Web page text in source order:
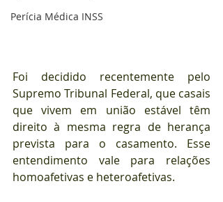
Perícia Médica INSS
Foi decidido recentemente pelo
Supremo Tribunal Federal, que casais
que vivem em união estável têm
direito à mesma regra de herança
prevista para o casamento. Esse
entendimento vale para relações
homoafetivas e heteroafetivas.